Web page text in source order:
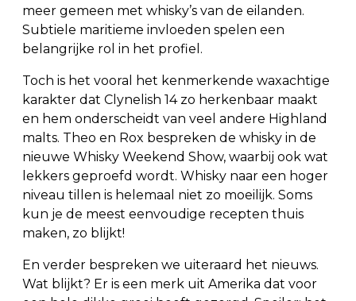
meer gemeen met whisky’s van de eilanden.
Subtiele maritieme invloeden spelen een
belangrijke rol in het profiel.
Toch is het vooral het kenmerkende waxachtige
karakter dat Clynelish 14 zo herkenbaar maakt
en hem onderscheidt van veel andere Highland
malts. Theo en Rox bespreken de whisky in de
nieuwe Whisky Weekend Show, waarbij ook wat
lekkers geproefd wordt. Whisky naar een hoger
niveau tillen is helemaal niet zo moeilijk. Soms
kun je de meest eenvoudige recepten thuis
maken, zo blijkt!
En verder bespreken we uiteraard het nieuws.
Wat blijkt? Er is een merk uit Amerika dat voor